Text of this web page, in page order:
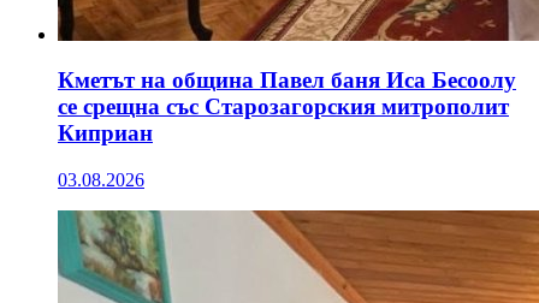
Кметът на община Павел баня Иса Бесоолу
се срещна със Старозагорския митрополит
Киприан
03.08.2026